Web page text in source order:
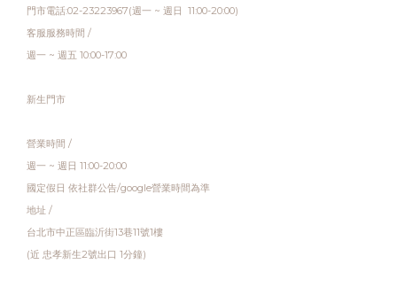
門市電話:02-23223967(週一 ~ 週日 11:00-20:00)
客服服務時間 /
週一 ~ 週五 10:00-17:00
新生門市
營業時間 /
週一 ~ 週日 11:00-20:00
國定假日 依社群公告/google營業時間為準
地址 /
台北市中正區臨沂街13巷11號1樓
(近 忠孝新生2號出口 1分鐘)